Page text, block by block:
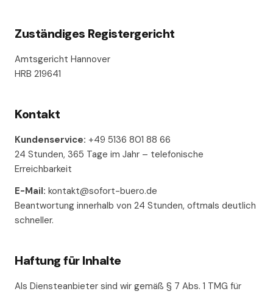
Zuständiges Registergericht
Amtsgericht Hannover
HRB 219641
Kontakt
Kundenservice: +49 5136 801 88 66
24 Stunden, 365 Tage im Jahr – telefonische
Erreichbarkeit
E-Mail: kontakt@sofort-buero.de
Beantwortung innerhalb von 24 Stunden, oftmals deutlich
schneller.
Haftung für Inhalte
Als Diensteanbieter sind wir gemäß § 7 Abs. 1 TMG für